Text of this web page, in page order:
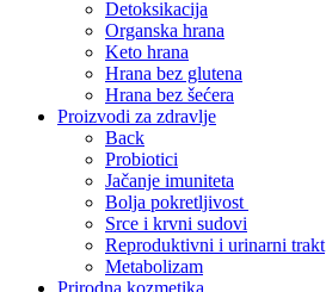
Detoksikacija
Organska hrana
Keto hrana
Hrana bez glutena
Hrana bez šećera
Proizvodi za zdravlje
Back
Probiotici
Jačanje imuniteta
Bolja pokretljivost
Srce i krvni sudovi
Reproduktivni i urinarni trakt
Metabolizam
Prirodna kozmetika